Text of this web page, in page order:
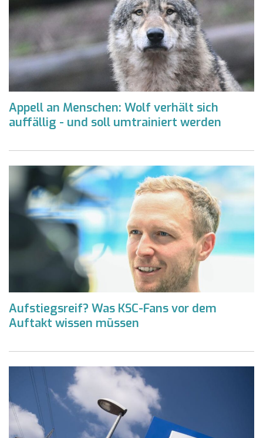
Appell an Menschen: Wolf verhält sich
auffällig - und soll umtrainiert werden
Aufstiegsreif? Was KSC-Fans vor dem
Auftakt wissen müssen